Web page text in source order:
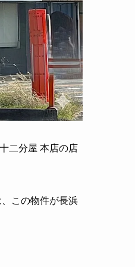
二分屋 本店の店
この物件が長浜